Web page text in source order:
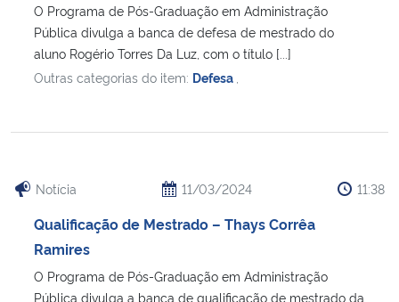
O Programa de Pós-Graduação em Administração
Pública divulga a banca de defesa de mestrado do
aluno Rogério Torres Da Luz, com o título [...]
Outras categorias do item: Defesa
Notícia 11/03/2024 11:38
Qualificação de Mestrado – Thays Corrêa
Ramires
O Programa de Pós-Graduação em Administração
Pública divulga a banca de qualificação de mestrado da